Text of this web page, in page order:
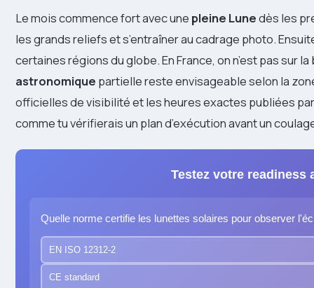
Le mois commence fort avec une pleine Lunedès les
les grands reliefs et s’entraîner au cadrage photo.
certaines régions du globe. En France, on n’est pas sur
astronomique partielle reste envisageable selon la
officielles de visibilité et les heures exactes publiées
comme tu vérifierais un plan d’exécution avant un
Testez votre readiness
Quelle norme certifie les lunettes solaires pour observer
EN ISO 12312-2
CE standard